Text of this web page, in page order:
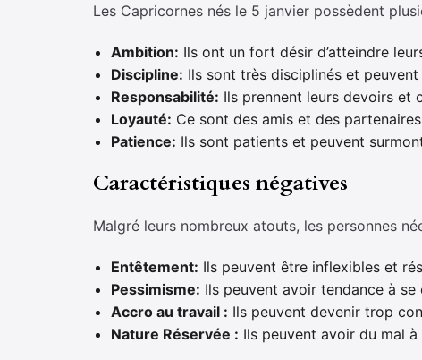
Les Capricornes nés le 5 janvier possèdent
Ambition: Ils ont un fort désir d’atteindre
Discipline: Ils sont très disciplinés et peuvent
Responsabilité: Ils prennent leurs devoirs et
Loyauté: Ce sont des amis et des
Patience: Ils sont patients et peuvent
Caractéristiques négatives
Malgré leurs nombreux atouts, les personnes
Entêtement: Ils peuvent être inflexibles et
Pessimisme: Ils peuvent avoir tendance à
Accro au travail : Ils peuvent devenir trop
Nature Réservée : Ils peuvent avoir du mal